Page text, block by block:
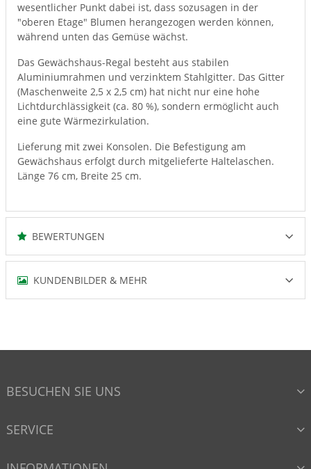
wesentlicher Punkt dabei ist, dass sozusagen in der
"oberen Etage" Blumen herangezogen werden können,
während unten das Gemüse wächst.
Das Gewächshaus-Regal besteht aus stabilen
Aluminiumrahmen und verzinktem Stahlgitter. Das Gitter
(Maschenweite 2,5 x 2,5 cm) hat nicht nur eine hohe
Lichtdurchlässigkeit (ca. 80 %), sondern ermöglicht auch
eine gute Wärmezirkulation.
Lieferung mit zwei Konsolen. Die Befestigung am
Gewächshaus erfolgt durch mitgelieferte Haltelaschen.
Länge 76 cm, Breite 25 cm.
BEWERTUNGEN
KUNDENBILDER & MEHR
BESUCHEN SIE UNS
SERVICE